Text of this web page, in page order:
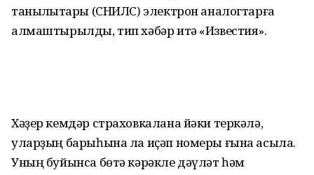
таныҡлыҡтары (СНИЛС) электрон аналогтарға
алмаштырылды, тип хәбәр итә «Известия».
Хәҙер кемдәр страховкалана йәки теркәлә,
уларҙың барыһына ла иҫәп номеры ғына асыла.
Уның буйынса бөтә кәрәкле дәүләт һәм